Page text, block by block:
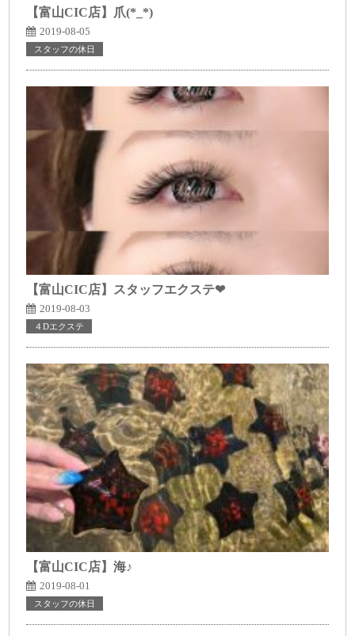
【富山CIC店】爪(*_*)
2019-08-05
スタッフの休日
【富山CIC店】スタッフエクステ❤
2019-08-03
４Dエクステ
【富山CIC店】海♪
2019-08-01
スタッフの休日